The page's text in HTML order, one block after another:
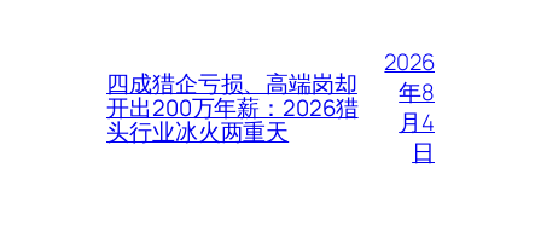
四成猎企亏损、高端岗却
开出200万年薪：2026猎
头行业冰火两重天
2026
年8
月4
日